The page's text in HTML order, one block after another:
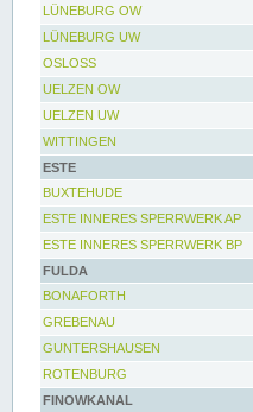
LÜNEBURG OW
LÜNEBURG UW
OSLOSS
UELZEN OW
UELZEN UW
WITTINGEN
ESTE
BUXTEHUDE
ESTE INNERES SPERRWERK AP
ESTE INNERES SPERRWERK BP
FULDA
BONAFORTH
GREBENAU
GUNTERSHAUSEN
ROTENBURG
FINOWKANAL